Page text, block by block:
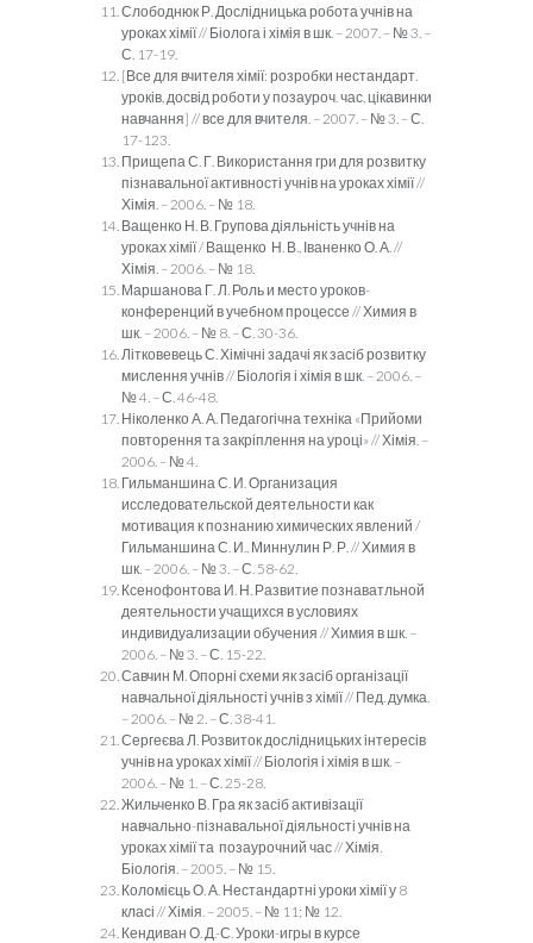
Слободнюк Р. Дослідницька робота учнів на
уроках хімії // Біолога і хімія в шк. – 2007. – № 3. –
С. 17-19.
[Все для вчителя хімії: розробки нестандарт.
уроків, досвід роботи у позауроч. час, цікавинки
навчання] // все для вчителя. – 2007. – № 3. – С.
17-123.
Прищепа С. Г. Використання гри для розвитку
пізнавальної активності учнів на уроках хімії //
Хімія. – 2006. – № 18.
Ващенко Н. В. Групова діяльність учнів на
уроках хімії / Ващенко Н. В., Іваненко О. А. //
Хімія. – 2006. – № 18.
Маршанова Г. Л. Роль и место уроков-
конференций в учебном процессе // Химия в
шк. – 2006. – № 8. – С. 30-36.
Літковевець С. Хімічні задачі як засіб розвитку
мислення учнів // Біологія і хімія в шк. – 2006. –
№ 4. – С. 46-48.
Ніколенко А. А. Педагогічна техніка «Прийоми
повторення та закріплення на уроці» // Хімія. –
2006. – № 4.
Гильманшина С. И. Организация
исследовательской деятельности как
мотивация к познанию химических явлений /
Гильманшина С. И., Миннулин Р. Р. // Химия в
шк. – 2006. – № 3. – С. 58-62.
Ксенофонтова И. Н. Развитие познаватльной
деятельности учащихся в условиях
индивидуализации обучения // Химия в шк. –
2006. – № 3. – С. 15-22.
Савчин М. Опорні схеми як засіб організації
навчальної діяльності учнів з хімії // Пед. думка.
– 2006. – № 2. – С. 38-41.
Сергеєва Л. Розвиток дослідницьких інтересів
учнів на уроках хімії // Біологія і хімія в шк. –
2006. – № 1. – С. 25-28.
Жильченко В. Гра як засіб активізації
навчально-пізнавальної діяльності учнів на
уроках хімії та позаурочний час // Хімія.
Біологія. – 2005. – № 15.
Коломієць О. А. Нестандартні уроки хімії у 8
класі // Хімія. – 2005. – № 11; № 12.
Кендиван О. Д.-С. Уроки-игры в курсе